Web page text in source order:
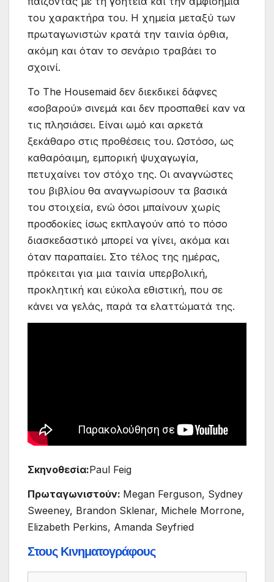
του χαρακτήρα του. Η χημεία μεταξύ των
πρωταγωνιστών κρατά την ταινία όρθια,
ακόμη και όταν το σενάριο τραβάει το
σχοινί.
Το The Housemaid δεν διεκδικεί δάφνες
«σοβαρού» σινεμά και δεν προσπαθεί καν να
τις πλησιάσει. Είναι ωμό και αρκετά
ξεκάθαρο στις προθέσεις του. Ωστόσο, ως
καθαρόαιμη, εμπορική ψυχαγωγία,
πετυχαίνει τον στόχο της. Οι αναγνώστες
του βιβλίου θα αναγνωρίσουν τα βασικά
του στοιχεία, ενώ όσοι μπαίνουν χωρίς
προσδοκίες ίσως εκπλαγούν από το πόσο
διασκεδαστικό μπορεί να γίνει, ακόμα και
όταν παραπαίει. Στο τέλος της ημέρας,
πρόκειται για μια ταινία υπερβολική,
προκλητική και εύκολα εθιστική, που σε
κάνει να γελάς, παρά τα ελαττώματά της.
Σκηνοθεσία:Paul Feig
Πρωταγωνιστούν: Megan Ferguson, Sydney
Sweeney, Brandon Sklenar, Michele Morrone,
Elizabeth Perkins, Amanda Seyfried
Στους Κινηματογράφους